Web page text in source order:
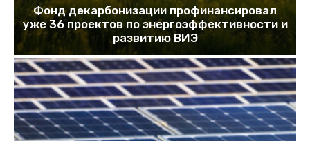
Фонд декарбонизации профинансировал
уже 36 проектов по энергоэффективности и
развитию ВИЭ